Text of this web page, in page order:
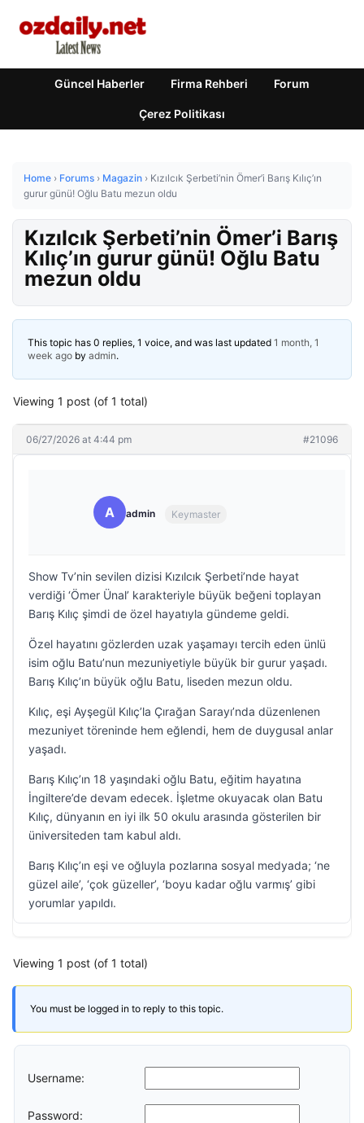
Güncel Haberler Firma Rehberi Forum
Çerez Politikası
Home › Forums › Magazin › Kızılcık Şerbeti’nin Ömer’i Barış Kılıç’ın
gurur günü! Oğlu Batu mezun oldu
Kızılcık Şerbeti’nin Ömer’i Barış
Kılıç’ın gurur günü! Oğlu Batu
mezun oldu
This topic has 0 replies, 1 voice, and was last updated 1 month, 1
week ago by admin.
Viewing 1 post (of 1 total)
06/27/2026 at 4:44 pm #21096
A admin Keymaster
Show Tv’nin sevilen dizisi Kızılcık Şerbeti’nde hayat
verdiği ‘Ömer Ünal’ karakteriyle büyük beğeni toplayan
Barış Kılıç şimdi de özel hayatıyla gündeme geldi.
Özel hayatını gözlerden uzak yaşamayı tercih eden ünlü
isim oğlu Batu’nun mezuniyetiyle büyük bir gurur yaşadı.
Barış Kılıç’ın büyük oğlu Batu, liseden mezun oldu.
Kılıç, eşi Ayşegül Kılıç’la Çırağan Sarayı’nda düzenlenen
mezuniyet töreninde hem eğlendi, hem de duygusal anlar
yaşadı.
Barış Kılıç’ın 18 yaşındaki oğlu Batu, eğitim hayatına
İngiltere’de devam edecek. İşletme okuyacak olan Batu
Kılıç, dünyanın en iyi ilk 50 okulu arasında gösterilen bir
üniversiteden tam kabul aldı.
Barış Kılıç’ın eşi ve oğluyla pozlarına sosyal medyada; ‘ne
güzel aile’, ‘çok güzeller’, ‘boyu kadar oğlu varmış’ gibi
yorumlar yapıldı.
Viewing 1 post (of 1 total)
You must be logged in to reply to this topic.
Username:
Password: